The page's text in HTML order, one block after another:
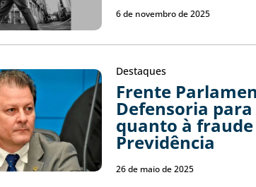
6 de novembro de 2025
Destaques
Frente
Defensoria para
quanto à fraude
Previdência
26 de maio de 2025